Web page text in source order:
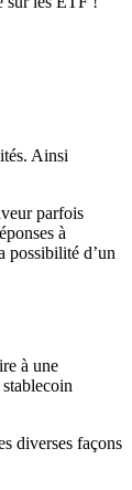
Ainsi
parfois
à
possibilité d’un
à une
diverses façons